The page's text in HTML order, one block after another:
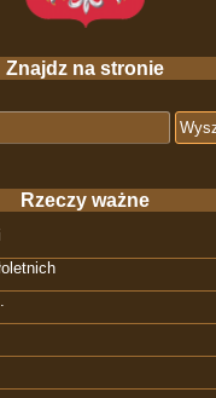
Znajdz na stronie
Rzeczy ważne